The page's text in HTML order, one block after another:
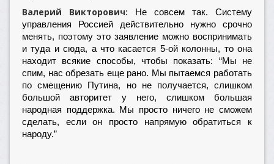
Валерий Викторович:
Не совсем так. Систему
управления Россией действительно нужно срочно
менять, поэтому это заявление можно воспринимать
и туда и сюда, а что касается 5-ой колонны, то она
находит всякие способы, чтобы показать: “Мы не
спим, нас обрезать еще рано. Мы пытаемся работать
по смещению Путина, но не получается, слишком
большой авторитет у него, слишком большая
народная поддержка. Мы просто ничего не сможем
сделать, если он просто напрямую обратиться к
народу.”